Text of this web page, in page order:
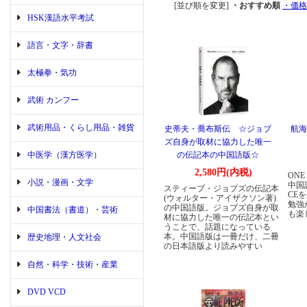
HSK漢語水平考試
語言・文字・辞書
太極拳・気功
武術 カンフー
武術用品・くらし用品・雑貨
中医学（漢方医学）
小説・漫画・文学
中国書法（書道）・芸術
歴史地理・人文社会
自然・科学・技術・産業
DVD VCD
[並び順を変更] ・おすすめ順 ・価
史蒂夫・喬布斯伝 ☆ジョブ
ズ自身が取材に協力した唯一
の伝記本の中国語版☆
2,580円(内税)
スティーブ・ジョブズの伝記本
(ウォルター・アイザクソン著)
の中国語版。ジョブズ自身が取
材に協力した唯一の伝記本とい
うことで、話題になっている
本。中国語版は一冊だけ、二冊
の日本語版より読みやすい
航
ONE
中国
CE
勉強
も楽